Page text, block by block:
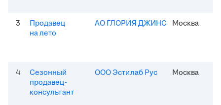
3
Продавец
на лето
АО ГЛОРИЯ ДЖИНС Москва
4
Сезонный
продавец-
консультант
ООО Эстилаб Рус Москва